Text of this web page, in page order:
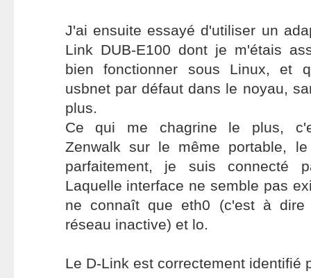
J'ai ensuite essayé d'utiliser un
Link DUB-E100 dont je m'étais
bien fonctionner sous Linux, et
usbnet par défaut dans le noyau,
plus.
Ce qui me chagrine le plus,
Zenwalk sur le même portable,
parfaitement, je suis connecté
Laquelle interface ne semble pas
ne connaît que eth0 (c'est à
réseau inactive) et lo.
Le D-Link est correctement identifié